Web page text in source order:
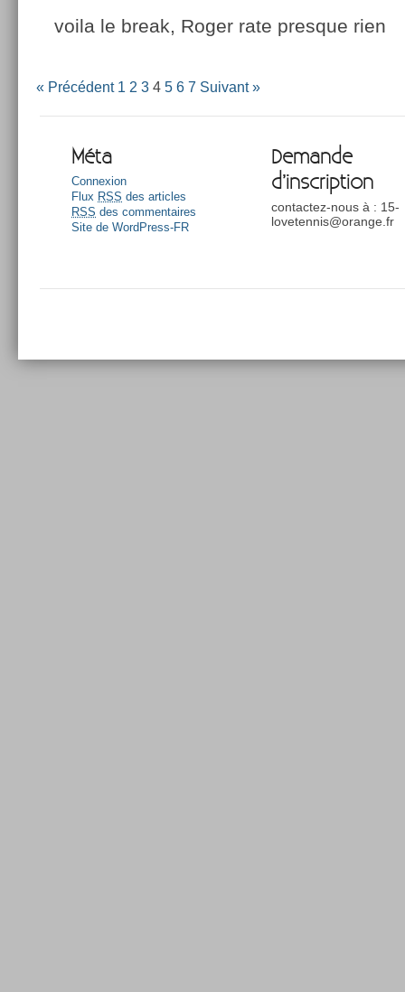
voila le break, Roger rate presque rien
« Précédent 1 2 3 4 5 6 7 Suivant »
Méta
Connexion
Flux RSS des articles
RSS des commentaires
Site de WordPress-FR
Demande
d’inscription
contactez-nous à : 15-
lovetennis@orange.fr